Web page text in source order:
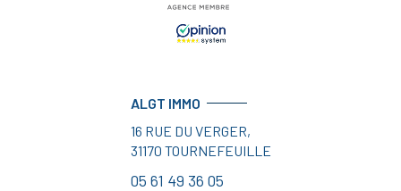
ALGT IMMO
16 RUE DU VERGER,
31170 TOURNEFEUILLE
05 61 49 36 05